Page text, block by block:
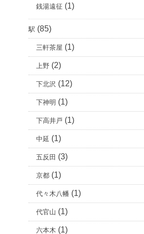
銭湯遠征 (1)
駅 (85)
三軒茶屋 (1)
上野 (2)
下北沢 (12)
下神明 (1)
下高井戸 (1)
中延 (1)
五反田 (3)
京都 (1)
代々木八幡 (1)
代官山 (1)
六本木 (1)